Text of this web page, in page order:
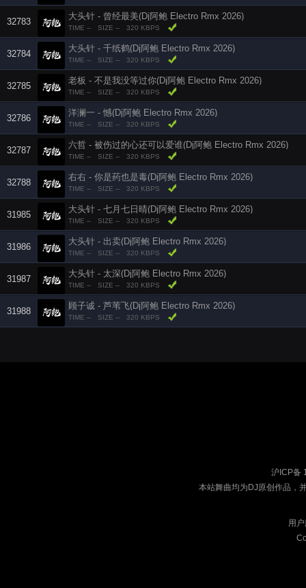
32783
大头针 - 曾经最美(Dj阿鲍 Electro Rmx 2026)
TIME -- SIZE -- 320 KBPS
32784
大头针 - 千纸鹤(Dj阿鲍 Electro Rmx 2026)
TIME -- SIZE -- 320 KBPS
32785
老板 - 不是我没等过你(Dj阿鲍 Electro Rmx 2026)
TIME -- SIZE -- 320 KBPS
32786
洋澜一 - 憾(Dj阿鲍 Electro Rmx 2026)
TIME -- SIZE -- 320 KBPS
32787
六哲 - 被伤过的心还可以爱谁(Dj阿鲍 Electro Rmx 2026)
TIME -- SIZE -- 320 KBPS
32788
右右 - 你是药也是毒(Dj阿鲍 Electro Rmx 2026)
TIME -- SIZE -- 320 KBPS
31985
大头针 - 七月七日晴(Dj阿鲍 Electro Rmx 2026)
TIME -- SIZE -- 320 KBPS
31986
大头针 - 出卖(Dj阿鲍 Electro Rmx 2026)
TIME -- SIZE -- 320 KBPS
31987
大头针 - 太深(Dj阿鲍 Electro Rmx 2026)
TIME -- SIZE -- 320 KBPS
31988
顾子诚 - 芦苇飞(Dj阿鲍 Electro Rmx 2026)
TIME -- SIZE -- 320 KBPS
沪ICP备
本站舞曲均为DJ原创作品，
用